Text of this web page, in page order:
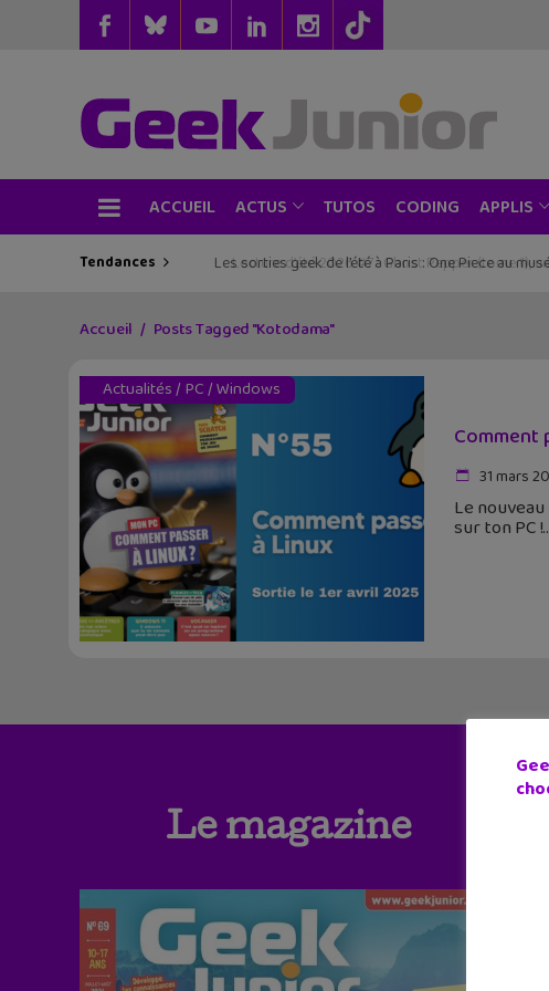
ACCUEIL ACTUS TUTOS CODING APPLIS
Tendances Les sorties geek de l’été à Paris : One Piece au
Accueil Posts Tagged "Kotodama"
Actualités/ PC/Windows
Comment
31 mars
Le
sur ton PC !
Le magazine